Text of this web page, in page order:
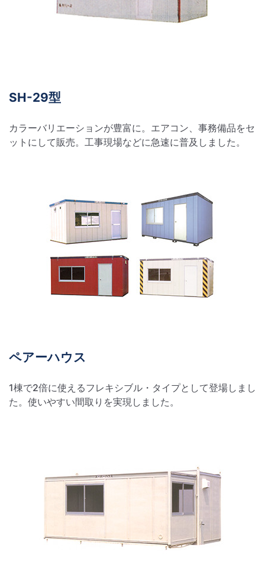
SH-29型
カラーバリエーションが豊富に。エアコン、事務備品をセ
ットにして販売。工事現場などに急速に普及しました。
ペアーハウス
1棟で2倍に使えるフレキシブル・タイプとして登場しまし
た。使いやすい間取りを実現しました。